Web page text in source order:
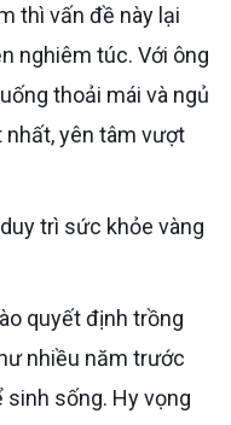
thì vấn đề này lại
nghiêm túc. Với ông
thoải mái và ngủ
yên tâm vượt
nhiều năm trước
sinh sống. Hy vọng